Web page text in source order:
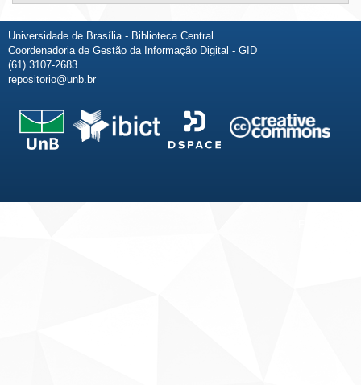
Universidade de Brasília - Biblioteca Central
Coordenadoria de Gestão da Informação Digital - GID
(61) 3107-2683
repositorio@unb.br